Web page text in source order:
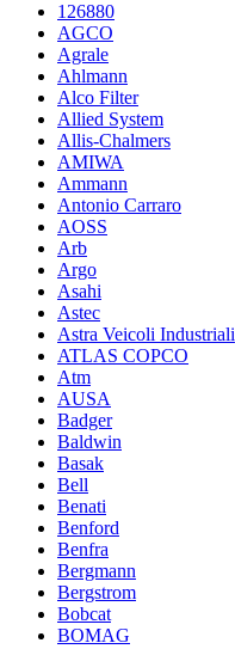
126880
AGCO
Agrale
Ahlmann
Alco Filter
Allied System
Allis-Chalmers
AMIWA
Ammann
Antonio Carraro
AOSS
Arb
Argo
Asahi
Astec
Astra Veicoli Industriali
ATLAS COPCO
Atm
AUSA
Badger
Baldwin
Basak
Bell
Benati
Benford
Benfra
Bergmann
Bergstrom
Bobcat
BOMAG